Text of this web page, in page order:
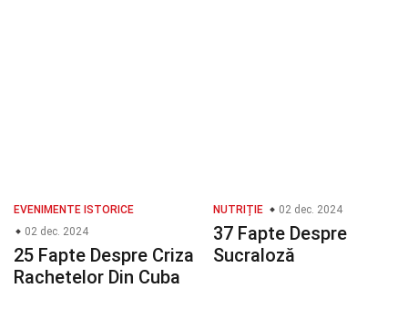
EVENIMENTE ISTORICE
02 dec. 2024
25 Fapte Despre Criza
Rachetelor Din Cuba
NUTRIȚIE 02 dec. 2024
37 Fapte Despre
Sucraloză